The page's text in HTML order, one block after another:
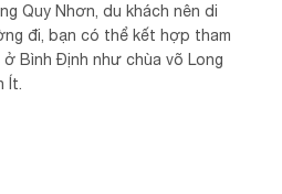
Quy Nhơn, du khách nên di
đi, bạn có thể kết hợp tham
Bình Định như chùa võ Long
Ít.